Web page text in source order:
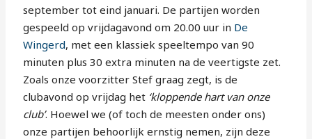
september tot eind januari. De partijen worden
gespeeld op vrijdagavond om 20.00 uur in De
Wingerd, met een klassiek speeltempo van 90
minuten plus 30 extra minuten na de veertigste zet.
Zoals onze voorzitter Stef graag zegt, is de
clubavond op vrijdag het ‘kloppende hart van onze
club’. Hoewel we (of toch de meesten onder ons)
onze partijen behoorlijk ernstig nemen, zijn deze